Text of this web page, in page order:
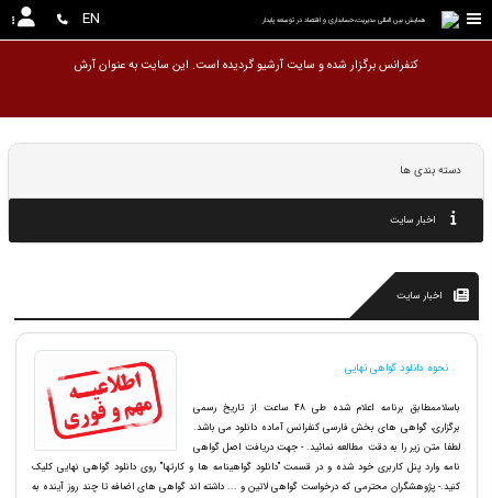
همایش بین المللی مدیریت،حسابداری و اقتصاد در توسعه پایدار EN
کنفرانس برگزار شده و سایت آرشیو گردیده است. ا
دسته بندی ها
اخبار سایت
اخبار سایت
نحوه دانلود گواهی نهایی
باسلاممطابق برنامه اعلام شده طی 48 ساعت از تاریخ رسمی
برگزاری، گواهی های بخش فارسی کنفرانس آماده دانلود می باشد.
لطفا متن زیر را به دقت مطالعه نمائید. - جهت دریافت اصل گواهی
نامه وارد پنل کاربری خود شده و در قسمت "دانلود گواهینامه ها و کارتها" روی دانلود گواهی نهایی کلیک
کنید.- پژوهشگران محترمی که درخواست گواهی لاتین و ... داشته اند گواهی های اضافه تا چند روز آینده به